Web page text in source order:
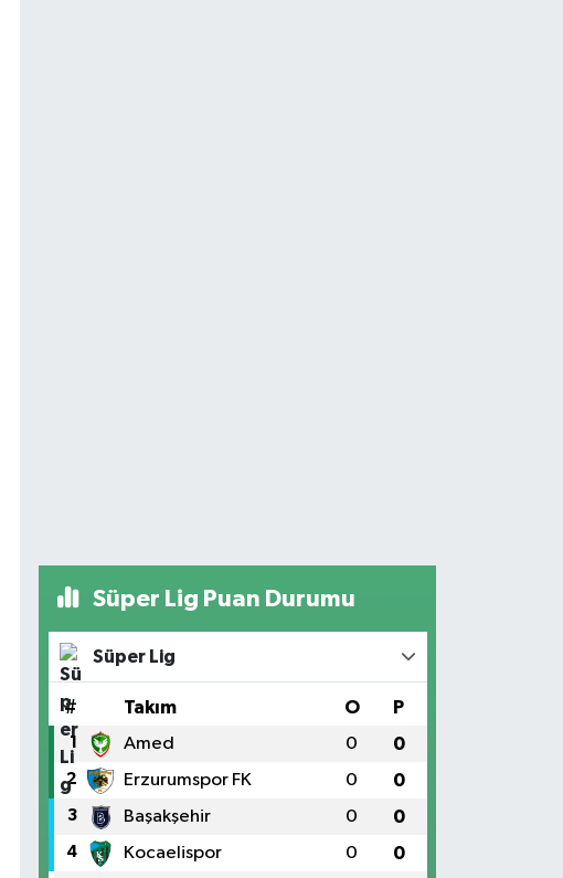
Süper Lig Puan Durumu
Süper Lig
# Takım O P
1 Amed 0 0
2 Erzurumspor FK 0 0
3 Başakşehir 0 0
4 Kocaelispor 0 0